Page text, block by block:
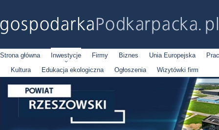
Strona główna Inwestycje Firmy Biznes Unia Europejska
Kultura
Edukacja ekologiczna Ogłoszenia Wizytówki firm